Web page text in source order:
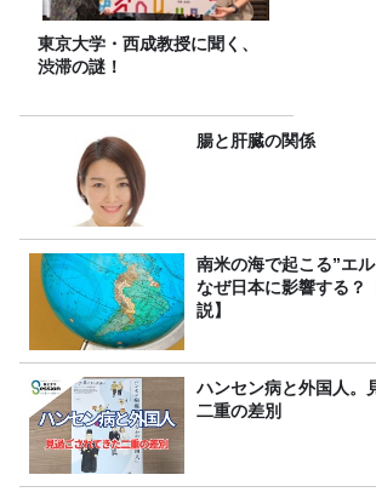
東京大学・西成教授に聞く、
渋滞の謎！
腸と肝臓の関係
南米の海で起こる”エ
なぜ日本に影響する？
説】
ハンセン病と外国人。
二重の差別